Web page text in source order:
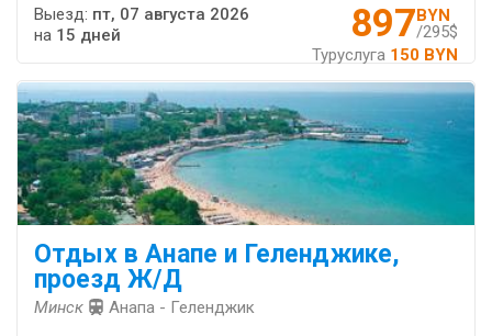
897BYN
/295$
Туруслуга 150 BYN
Выезд: пт, 07 августа 2026
на 15 дней
Отдых в Анапе и Геленджике,
проезд Ж/Д
Минск Анапа - Геленджик